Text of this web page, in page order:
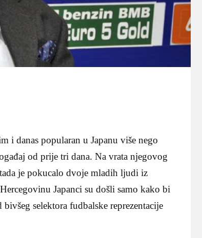
i danas popularan u Japanu više nego
od prije tri dana. Na vrata njegovog
je pokucalo dvoje mladih ljudi iz
Japanci su došli samo kako bi
selektora fudbalske reprezentacije